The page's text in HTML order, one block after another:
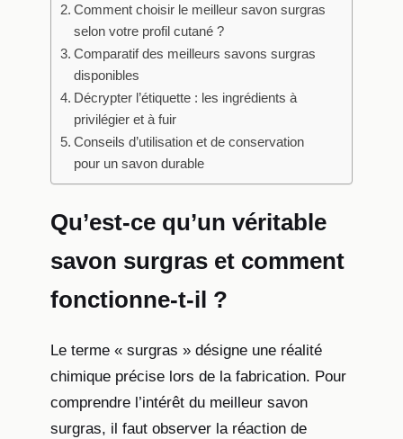
Comment choisir le meilleur savon surgras
selon votre profil cutané ?
Comparatif des meilleurs savons surgras
disponibles
Décrypter l’étiquette : les ingrédients à
privilégier et à fuir
Conseils d’utilisation et de conservation
pour un savon durable
Qu’est-ce qu’un véritable
savon surgras et comment
fonctionne-t-il ?
Le terme « surgras » désigne une réalité
chimique précise lors de la fabrication. Pour
comprendre l’intérêt du meilleur savon
surgras, il faut observer la réaction de